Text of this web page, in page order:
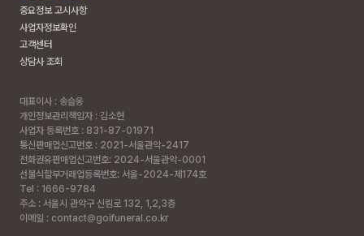
중요정보 고시사항
사업자정보확인
고객센터
상담사 조회
대표이사 : 송슬옹
개인정보관리책임자 : 김소현
사업자 등록번호 : 831-87-01971
통신판매업신고번호 : 2021-서울관악-2417
전화권유판매업신고번호: 2024-서울관악-0001
선불식할부거래업등록번호: 서울-2024-제174호
Tel : 1666-9784
주소 : 서울시 관악구 신림로 132, 1,2,3층
이메일 : contact@goifuneral.co.kr